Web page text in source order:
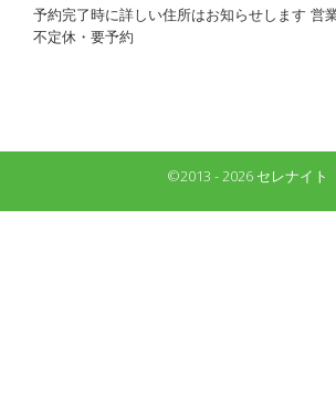
予約完了時に詳しい住所はお知らせします 営
不定休・要予約
©2013 - 2026 セレナイト